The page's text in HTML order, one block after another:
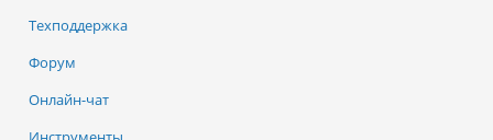
Техподдержка
Форум
Онлайн-чат